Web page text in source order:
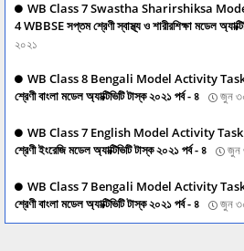
WB Class 7 Swastha Sharirshiksa
4 WBBSE সপ্তম শ্রেণী স্বাস্থ্য ও শারীরশিক্ষা মডেল
২০২১
WB Class 8 Bengali Model Activity Task
শ্রেণী বাংলা মডেল অ্যাক্টিভিটি টাস্ক ২০২১ পর্ব - ৪
জুন
WB Class 7 English Model Activity Task
শ্রেণী ইংরেজি মডেল অ্যাক্টিভিটি টাস্ক ২০২১ পর্ব - ৪
জুন
WB Class 7 Bengali Model Activity
শ্রেণী বাংলা মডেল অ্যাক্টিভিটি টাস্ক ২০২১ পর্ব - ৪
জুন